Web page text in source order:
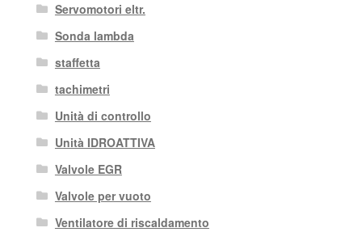
Servomotori eltr.
Sonda lambda
staffetta
tachimetri
Unità di controllo
Unità IDROATTIVA
Valvole EGR
Valvole per vuoto
Ventilatore di riscaldamento